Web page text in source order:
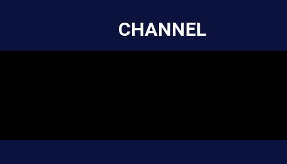
CHANNEL